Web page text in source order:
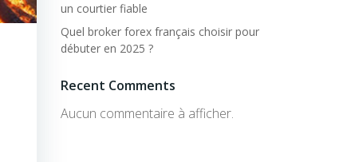
un courtier fiable
Quel broker forex français choisir pour
débuter en 2025 ?
Recent Comments
Aucun commentaire à afficher.